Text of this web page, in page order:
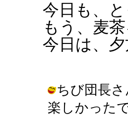
今日も、
もう、麦
今日は、
ちび団長
楽しかった